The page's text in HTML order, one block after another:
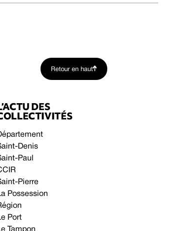
Retour en haut
DES
Denis
Paul
Pierre
Possession
Port
Tampon